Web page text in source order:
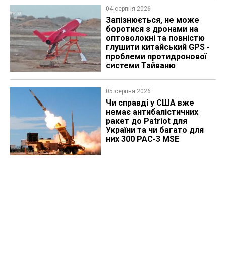
04 серпня 2026
Запізнюється, не може
боротися з дронами на
оптоволокні та повністю
глушити китайський GPS -
проблеми протидронової
системи Тайваню
05 серпня 2026
Чи справді у США вже
немає антибалістичних
ракет до Patriot для
України та чи багато для
них 300 PAC-3 MSE